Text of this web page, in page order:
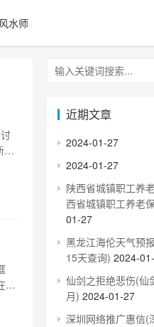
风水师
内
从
近期文章
2024-01-27
2024-01-27
陕西省城镇职工养
西省城镇职工养老
01-27
黑龙江海伦天气预
15天查询) 2024-
仙剑之拒绝悲伤(仙
月) 2024-01-27
深圳网络推广惠信(